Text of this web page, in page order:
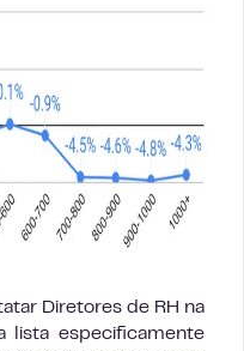
Diretores de RH na
lista especificamente